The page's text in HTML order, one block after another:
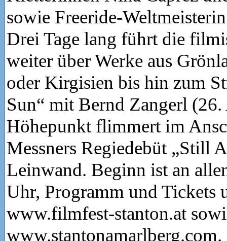
sowie Freeride-
Drei Tage lang führt die
weiter über Werke aus
oder Kirgisien bis hin zum
Sun“ mit Bernd Zangerl
Höhepunkt flimmert im
Messners Regiedebüt „Still
Leinwand. Beginn ist an
Uhr, Programm und Tickets
www.filmfest-stanton.at
www.stantonamarlberg.com.